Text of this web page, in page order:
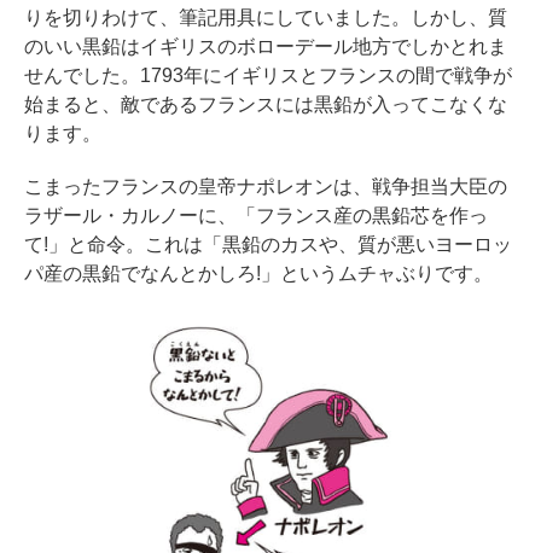
りを切りわけて、筆記用具にしていました。しかし、質
のいい黒鉛はイギリスのボローデール地方でしかとれま
せんでした。1793年にイギリスとフランスの間で戦争が
始まると、敵であるフランスには黒鉛が入ってこなくな
ります。
こまったフランスの皇帝ナポレオンは、戦争担当大臣の
ラザール・カルノーに、「フランス産の黒鉛芯を作っ
て!」と命令。これは「黒鉛のカスや、質が悪いヨーロッ
パ産の黒鉛でなんとかしろ!」というムチャぶりです。